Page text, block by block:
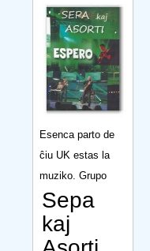
Esenca parto de
ĉiu UK estas la
muziko. Grupo
Sepa
kaj